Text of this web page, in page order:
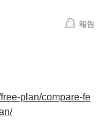
報告
plan/compare-fe